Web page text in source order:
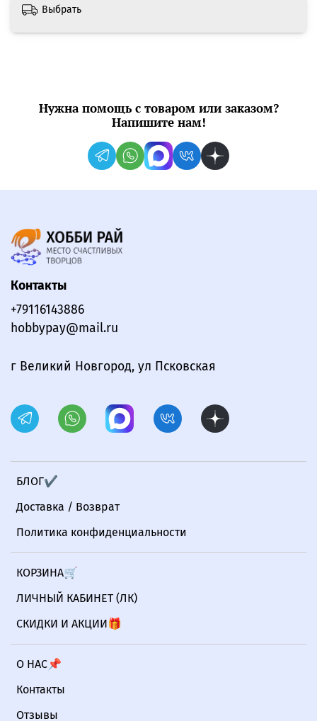
Выбрать
Нужна помощь с товаром или заказом?
Напишите нам!
БЛОГ✔
Доставка / Возврат
Политика конфиденциальности
КОРЗИНА🛒
ЛИЧНЫЙ КАБИНЕТ (ЛК)
СКИДКИ И АКЦИИ🎁
О НАС📌
Контакты
Отзывы
Контакты
+79116143886
hobbypay@mail.ru
г Великий Новгород, ул Псковская